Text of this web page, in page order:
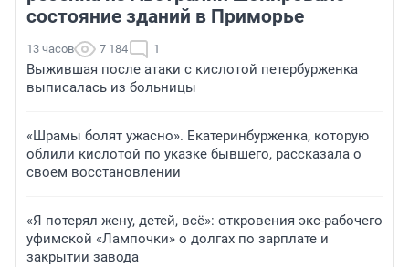
состояние зданий в Приморье
13 часов 7 184 1
Выжившая после атаки с кислотой петербурженка
выписалась из больницы
«Шрамы болят ужасно». Екатеринбурженка, которую
облили кислотой по указке бывшего, рассказала о
своем восстановлении
«Я потерял жену, детей, всё»: откровения экс-рабочего
уфимской «Лампочки» о долгах по зарплате и
закрытии завода